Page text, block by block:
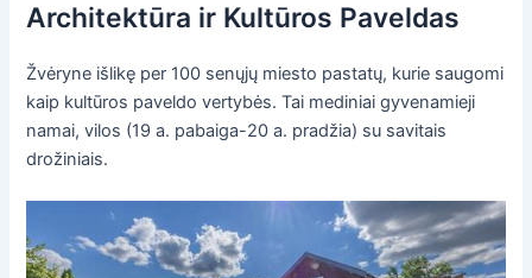
Architektūra ir Kultūros Paveldas
Žvėryne išlikę per 100 senųjų miesto pastatų, kurie saugomi
kaip kultūros paveldo vertybės. Tai mediniai gyvenamieji
namai, vilos (19 a. pabaiga-20 a. pradžia) su savitais
drožiniais.